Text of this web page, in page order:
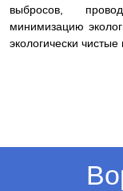
выбросов,
минимизацию
экологически